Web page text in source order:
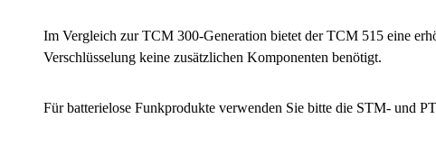
Im Vergleich zur TCM 300-Generation bietet der TCM 515 eine
Verschlüsselung keine zusätzlichen Komponenten benötigt.
Für batterielose Funkprodukte verwenden Sie bitte die STM- und